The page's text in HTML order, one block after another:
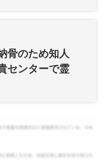
骨のため知人
センターで霊